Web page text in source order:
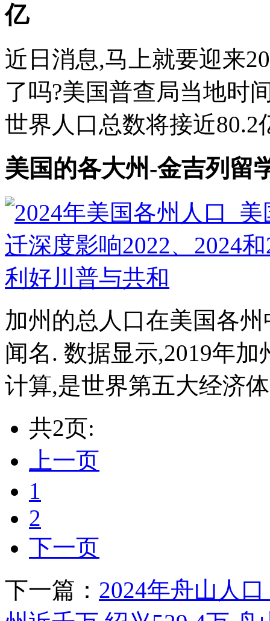
亿
近日消息,马上就要迎来
了吗?美国普查局当地时
世界人口总数将接近80.2
美国的各大州-金吉列留
加州的总人口在美国各
闻名. 数据显示,2019年
计算,是世界第五大经济
共2页:
上一页
1
2
下一页
下一篇： 2024年舟山人